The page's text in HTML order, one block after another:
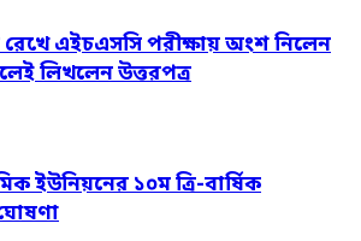
রেখে এইচএসসি পরীক্ষায় অংশ নিলেন
লিখলেন উত্তরপত্র
ইউনিয়নের ১০ম ত্রি-বার্ষিক